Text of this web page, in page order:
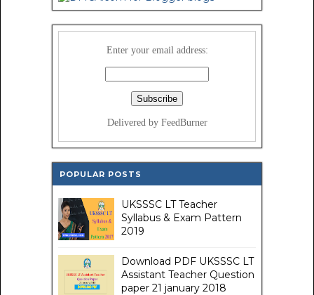
Enter your email address:
Delivered by FeedBurner
POPULAR POSTS
UKSSSC LT Teacher
Syllabus & Exam Pattern
2019
Download PDF UKSSSC LT
Assistant Teacher Question
paper 21 january 2018